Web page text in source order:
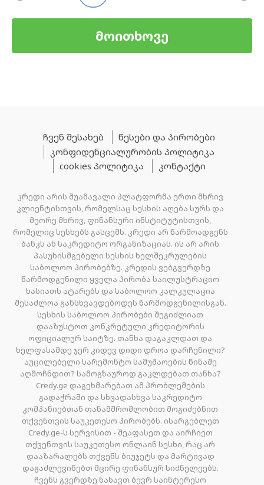
მოითხოვე
ჩვენ შესახებ
წესები და პირობები
კონფიდენციალურობის პოლიტიკა
cookies პოლიტიკა
კონტაქტი
კრედი არის შუამავალი პლატფორმა ერთი მხრივ
კლიენტისთვის, რომელსაც სესხის აღება სურს და
მეორე მხრივ, ფინანსური ინსტიტუტისთვის,
რომელიც სესხებს გასცემს. კრედი არ წარმოადგენს
ბანკს ან საკრედიტო ორგანიზაციას. ის არ არის
პასუხისმგებელი სესხის ხელშეკრულების
საბოლოო პირობებზე. კრედის ვებგვერდზე
წარმოდგენილი ყველა პირობა საილუსტრაციო
ხასიათს ატარებს და საბოლოო კალკულაცია
შესაძლოა განსხვავდებოდეს წარმოდგენილისგან.
სესხის საბოლოო პირობები შეგიძლიათ
დააზუსტოთ კონკრეტული კრედიტორის
ოფიციალურ საიტზე. თანხა დაგაკლდათ და
ხელფასამდე ჯერ კიდევ დიდი დროა დარჩენილი?
აუცილებელი სარემონტო სამუშაოების წინაშე
აღმოჩნდით? სამოგზაუროდ გაკლდებათ თანხა?
Credy.ge დაგეხმარებათ ამ პრობლემების
გადაჭრაში და სხვადასხვა საკრედიტო
კომპანიებთან თანამშრომლობით მოგიძებნით
თქვენთვის საუკეთესო პირობებს. ისარგებლეთ
Credy.ge-ს სერვისით - შეაფასეთ და აირჩიეთ
თქვენთვის საუკეთესო ონლაინ სესხი, რაც არ
დააზარალებს თქვენს ბიუჯეტს და მარტივად
დაგაძლევინებთ მცირე ფინანსურ სიძნელეებს.
ჩვენს გვერდზე ნახავთ ბევრ საინტერესო